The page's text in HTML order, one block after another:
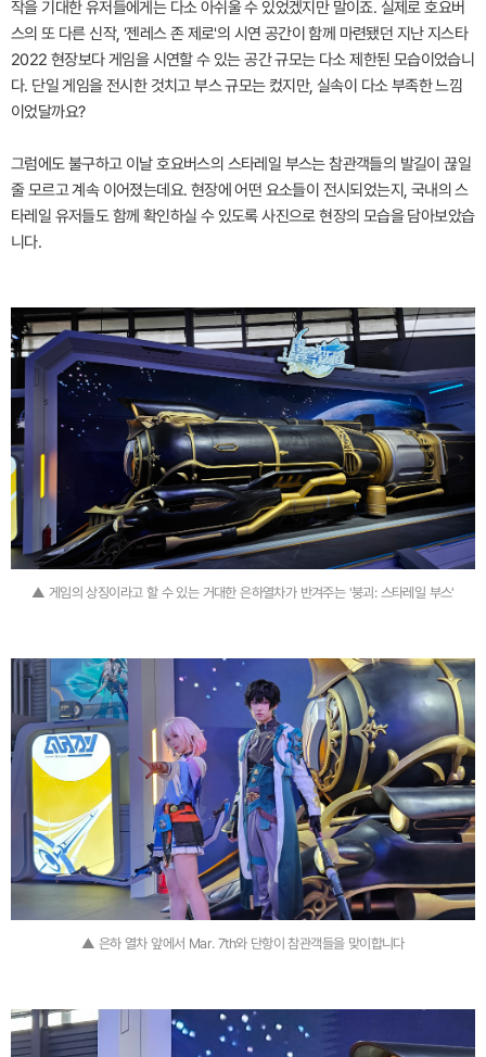
작을 기대한 유저들에게는 다소 아쉬울 수 있었겠지만 말이죠. 실제로 호요버
스의 또 다른 신작, '젠레스 존 제로'의 시연 공간이 함께 마련됐던 지난 지스타
2022 현장보다 게임을 시연할 수 있는 공간 규모는 다소 제한된 모습이었습니
다. 단일 게임을 전시한 것치고 부스 규모는 컸지만, 실속이 다소 부족한 느낌
이었달까요?
그럼에도 불구하고 이날 호요버스의 스타레일 부스는 참관객들의 발길이 끊일
줄 모르고 계속 이어졌는데요. 현장에 어떤 요소들이 전시되었는지, 국내의 스
타레일 유저들도 함께 확인하실 수 있도록 사진으로 현장의 모습을 담아보았습
니다.
▲ 게임의 상징이라고 할 수 있는 거대한 은하열차가 반겨주는 '붕괴: 스타레일 부스'
▲ 은하 열차 앞에서 Mar. 7th와 단항이 참관객들을 맞이합니다